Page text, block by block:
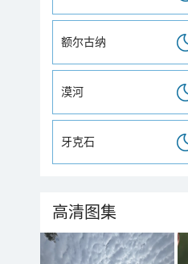
额尔古纳
漠河
牙克石
高清图集